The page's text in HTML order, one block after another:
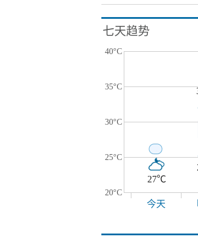
七天趋势
40°C
35°C
30°C
25°C
20°C
27℃
今天